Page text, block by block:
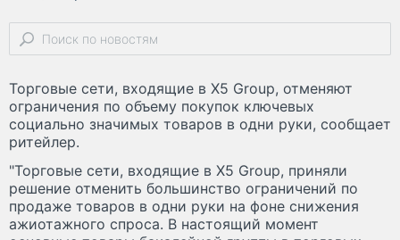
Торговые сети, входящие в Х5 Group, отменяют
ограничения по объему покупок ключевых
социально значимых товаров в одни руки, сообщает
ритейлер.
"Торговые сети, входящие в X5 Group, приняли
решение отменить большинство ограничений по
продаже товаров в одни руки на фоне снижения
ажиотажного спроса. В настоящий момент